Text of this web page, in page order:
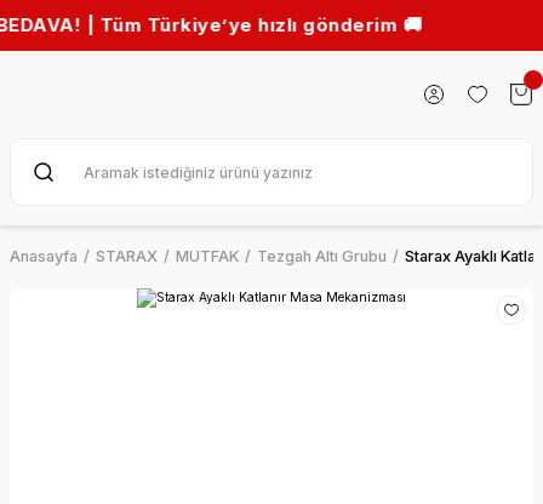
Tüm Türkiye’ye hızlı gönderim 🚚
Anasayfa STARAX MUTFAK Tezgah Altı Grubu Starax Ayaklı